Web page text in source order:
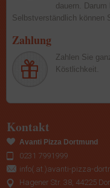
dauern.
Selbstverständlich können
Zahlung
Zahlen Sie
Köstlichkeit.
Kontakt
Avanti Pizza Dortmund
0231 7991999
info(.at.)avanti-pizza-
Hagener Str. 38, 44225